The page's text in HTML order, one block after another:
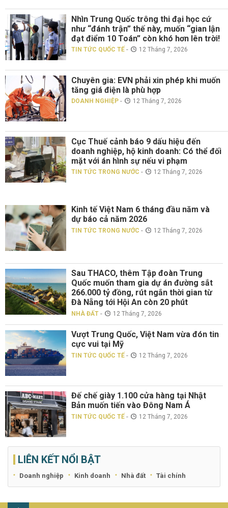
Nhìn Trung Quốc trông thi đại học cứ
như “đánh trận” thế này, muốn “gian lận
đạt điểm 10 Toán” còn khó hơn lên trời!
TIN TỨC QUỐC TẾ - 12 Tháng 7, 2026
Chuyên gia: EVN phải xin phép khi muốn
tăng giá điện là phù hợp
DOANH NGHIỆP - 12 Tháng 7, 2026
Cục Thuế cảnh báo 9 dấu hiệu đến
doanh nghiệp, hộ kinh doanh: Có thể đối
mặt với án hình sự nếu vi phạm
TIN TỨC TRONG NƯỚC - 12 Tháng 7, 2026
Kinh tế Việt Nam 6 tháng đầu năm và
dự báo cả năm 2026
TIN TỨC TRONG NƯỚC - 12 Tháng 7, 2026
Sau THACO, thêm Tập đoàn Trung
Quốc muốn tham gia dự án đường sắt
266.000 tỷ đồng, rút ngắn thời gian từ
Đà Nẵng tới Hội An còn 20 phút
NHÀ ĐẤT - 12 Tháng 7, 2026
Vượt Trung Quốc, Việt Nam vừa đón tin
cực vui tại Mỹ
TIN TỨC QUỐC TẾ - 12 Tháng 7, 2026
Đế chế giày 1.100 cửa hàng tại Nhật
Bản muốn tiến vào Đông Nam Á
TIN TỨC QUỐC TẾ - 12 Tháng 7, 2026
LIÊN KẾT NỔI BẬT
Doanh nghiệp Kinh doanh Nhà đất Tài chính